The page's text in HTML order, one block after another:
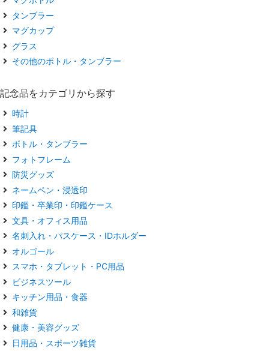
タンブラー
マグカップ
グラス
その他のボトル・タンブラー
記念品をカテゴリから探す
時計
筆記具
ボトル・タンブラー
フォトフレーム
防災グッズ
ネームペン・浸透印
印鑑・卒業印・印鑑ケース
文具・オフィス用品
名刺入れ・パスケース・IDホルダー
オルゴール
スマホ・タブレット・PC用品
ビジネスツール
キッチン用品・食器
和雑貨
健康・美容グッズ
日用品・スポーツ雑貨